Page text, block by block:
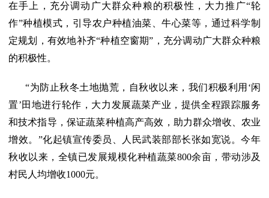
在手上，充分调动广大群众种粮的积极性，大力推广“轮
作”种植模式，引导农户种植油菜、牛心菜等，通过科学制
定规划，有效地补齐“种植空窗期”，充分调动广大群众种粮
的积极性。
“为防止秋冬土地抛荒，自秋收以来，我们积极利用‘闲
置’田地进行轮作，大力发展蔬菜产业，提供全程跟踪服务
和技术指导，保证蔬菜种植高产高效，助力群众增收、农业
增效。”化起镇宣传委员、人民武装部部长张如宽说。今年
秋收以来，全镇已发展规模化种植蔬菜800余亩，带动涉及
村民人均增收1000元。